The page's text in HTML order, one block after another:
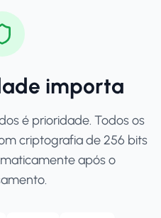
importa
é prioridade. Todos os
criptografia de 256 bits
após o